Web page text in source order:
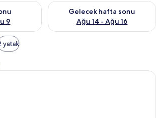
9
kontrol et Ağu 7 - Ağu 9
Gelecek hafta sonu
Ağu 14 - Ağu 16
Önümüzdeki hafta sonu için
yatak
Classic Stüdyo | Anti alerjik yatak